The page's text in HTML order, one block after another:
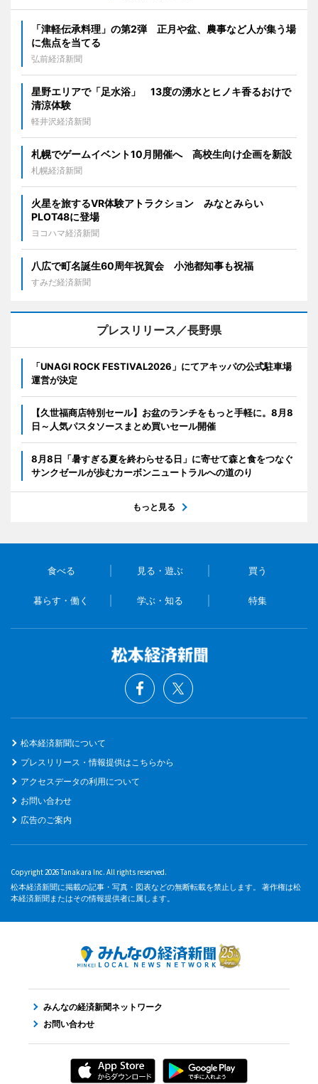
「津軽伝承料理」の第2弾 正月や盆、農事など人が集う場
に焦点を当てる
弘前経済新聞
星野エリアで「足水浴」 13度の湧水とヒノキ香るおけで
清涼体験
軽井沢経済新聞
札幌でゲームイベント10月開催へ 高校生向け企画を新設
札幌経済新聞
火星を旅するVR体験アトラクション みなとみらい
PLOT48に登場
ヨコハマ経済新聞
八広で町名誕生60周年祝賀会 小池都知事も祝福
すみだ経済新聞
プレスリリース／長野県
「UNAGI ROCK FESTIVAL2026」にてアキッパの公式駐車場
運営が決定
【久世福商店特別セール】お盆のランチをもっと手軽に。8月8
日～人気パスタソースまとめ買いセール開催
8月8日「暑すぎる夏を終わらせる日」に寄せて森と食をつなぐ
サンクゼールが歩むカーボンニュートラルへの道のり
もっと見る
食べる 見る・遊ぶ 買う
暮らす・働く 学ぶ・知る 特集
松本経済新聞について
プレスリリース・情報提供はこちらから
アクセスデータの利用について
お問い合わせ
広告のご案内
Copyright 2026 Tanakara Inc. All rights reserved.
松本経済新聞に掲載の記事・写真・図表などの無断転載を禁止します。 著作権は松
本経済新聞またはその情報提供者に属します。
みんなの経済新聞ネットワーク
お問い合わせ